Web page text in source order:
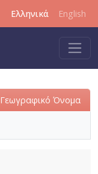
Ελληνικά English
Γεωγραφικό Όνομα